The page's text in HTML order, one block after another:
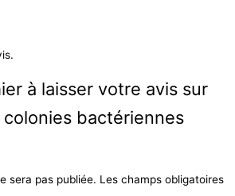
à laisser votre avis sur
colonies bactériennes
sera pas publiée. Les champs obligatoires